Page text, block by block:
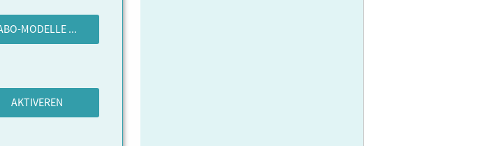
MODELLE ...
AKTIVEREN